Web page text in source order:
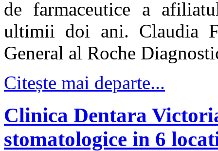
de farmaceutice a
ultimii doi ani. Claudia
General al Roche
Citește mai departe...
Clinica Dentara
stomatologice in 6